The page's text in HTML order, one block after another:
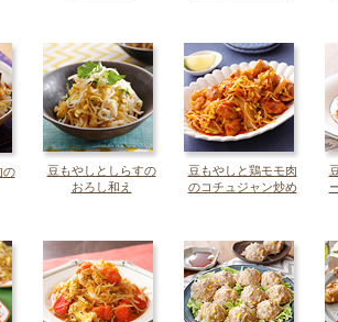
の
豆もやしとしらすの
おろし和え
豆もやしと鶏モモ肉
のコチュジャン炒め